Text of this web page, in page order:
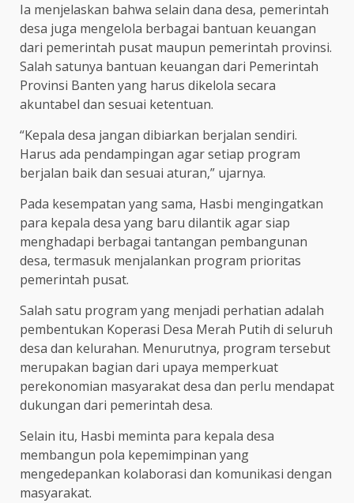
Ia menjelaskan bahwa selain dana desa, pemerintah
desa juga mengelola berbagai bantuan keuangan
dari pemerintah pusat maupun pemerintah provinsi.
Salah satunya bantuan keuangan dari Pemerintah
Provinsi Banten yang harus dikelola secara
akuntabel dan sesuai ketentuan.
“Kepala desa jangan dibiarkan berjalan sendiri.
Harus ada pendampingan agar setiap program
berjalan baik dan sesuai aturan,” ujarnya.
Pada kesempatan yang sama, Hasbi mengingatkan
para kepala desa yang baru dilantik agar siap
menghadapi berbagai tantangan pembangunan
desa, termasuk menjalankan program prioritas
pemerintah pusat.
Salah satu program yang menjadi perhatian adalah
pembentukan Koperasi Desa Merah Putih di seluruh
desa dan kelurahan. Menurutnya, program tersebut
merupakan bagian dari upaya memperkuat
perekonomian masyarakat desa dan perlu mendapat
dukungan dari pemerintah desa.
Selain itu, Hasbi meminta para kepala desa
membangun pola kepemimpinan yang
mengedepankan kolaborasi dan komunikasi dengan
masyarakat.